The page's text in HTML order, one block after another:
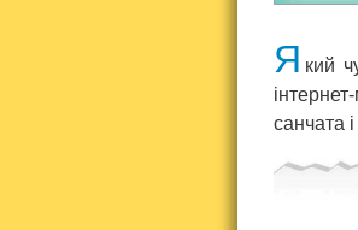
Я кий
санчата